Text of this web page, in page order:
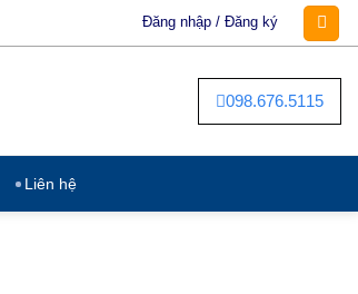
Đăng nhập / Đăng ký
098.676.5115
Liên hệ